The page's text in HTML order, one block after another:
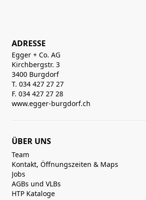
ADRESSE
Egger + Co. AG
Kirchbergstr. 3
3400 Burgdorf
T. 034 427 27 27
F. 034 427 27 28
www.egger-burgdorf.ch
ÜBER UNS
Team
Kontakt, Öffnungszeiten & Maps
Jobs
AGBs und VLBs
HTP Kataloge